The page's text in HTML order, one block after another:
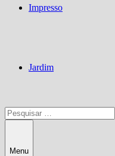
Impresso
Jardim
Pesquisar
por:
Menu